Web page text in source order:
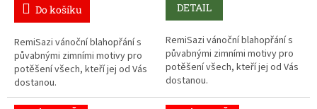
Do košíku
RemiSazi vánoční blahopřání s
půvabnými zimními motivy pro
potěšení všech, kteří jej od Vás
dostanou.
DETAIL
RemiSazi vánoční blahopřání s
půvabnými zimními motivy pro
potěšení všech, kteří jej od Vás
dostanou.